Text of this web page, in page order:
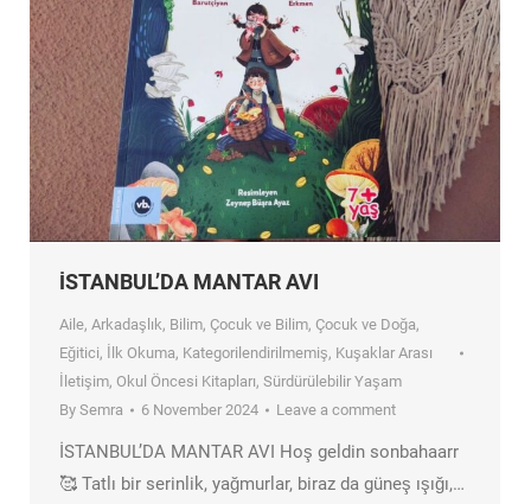
İSTANBUL’DA MANTAR AVI
Aile, Arkadaşlık, Bilim, Çocuk ve Bilim, Çocuk ve Doğa,
Eğitici, İlk Okuma, Kategorilendirilmemiş, Kuşaklar Arası
İletişim, Okul Öncesi Kitapları, Sürdürülebilir Yaşam
By Semra 6 November 2024 Leave a comment
İSTANBUL’DA MANTAR AVI Hoş geldin sonbahaarr
🥰 Tatlı bir serinlik, yağmurlar, biraz da güneş ışığı,…